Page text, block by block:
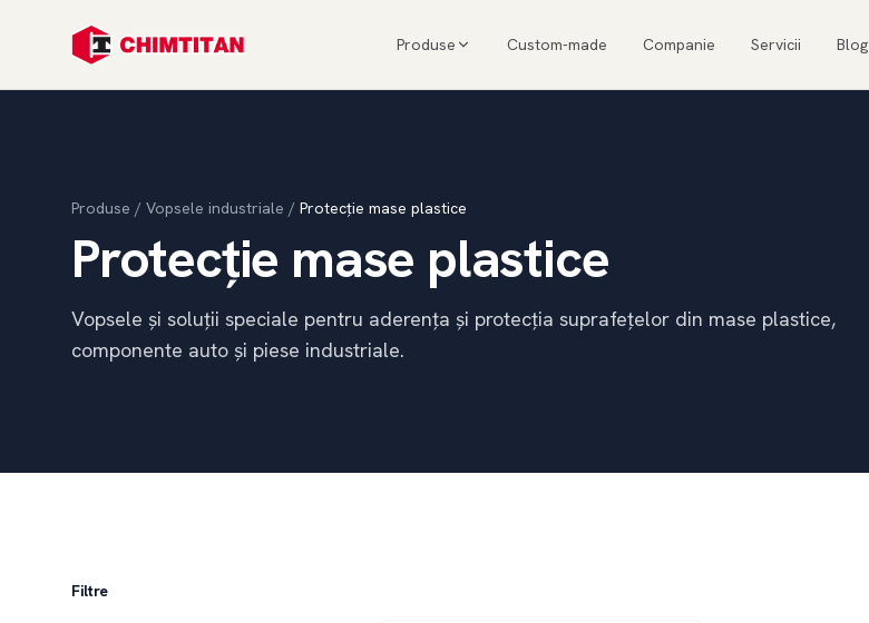
Produse Custom-made Companie Servicii Blog
Produse / Vopsele industriale / Protecție mase plastice
Protecție mase plastice
Vopsele și soluții speciale pentru aderența și protecția suprafețelor din mase plastice,
componente auto și piese industriale.
Filtre